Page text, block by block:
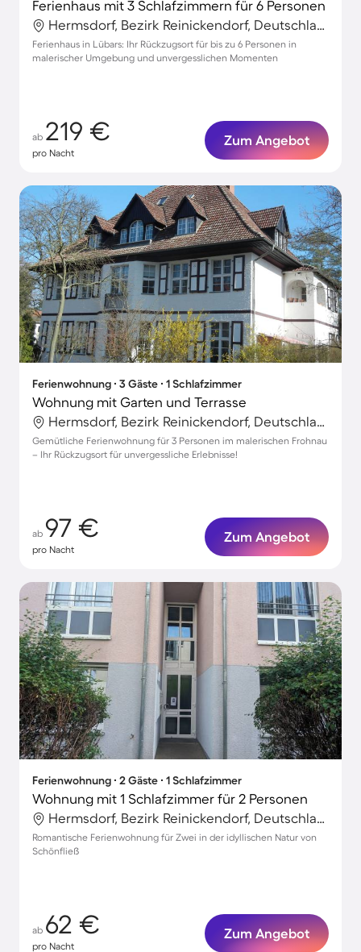
Ferienhaus mit 3 Schlafzimmern für 6 Personen
Hermsdorf, Bezirk Reinickendorf, Deutschland
Ferienhaus in Lübars: Ihr Rückzugsort für bis zu 6 Personen in
malerischer Umgebung und unvergesslichen Momenten
ab 219 €
pro Nacht
Zum Angebot
Ferienwohnung ∙ 3 Gäste ∙ 1 Schlafzimmer
Wohnung mit Garten und Terrasse
Hermsdorf, Bezirk Reinickendorf, Deutschland
Gemütliche Ferienwohnung für 3 Personen im malerischen Frohnau
– Ihr Rückzugsort für unvergessliche Erlebnisse!
ab 97 €
pro Nacht
Zum Angebot
Ferienwohnung ∙ 2 Gäste ∙ 1 Schlafzimmer
Wohnung mit 1 Schlafzimmer für 2 Personen
Hermsdorf, Bezirk Reinickendorf, Deutschland
Romantische Ferienwohnung für Zwei in der idyllischen Natur von
Schönfließ
ab 62 €
pro Nacht
Zum Angebot